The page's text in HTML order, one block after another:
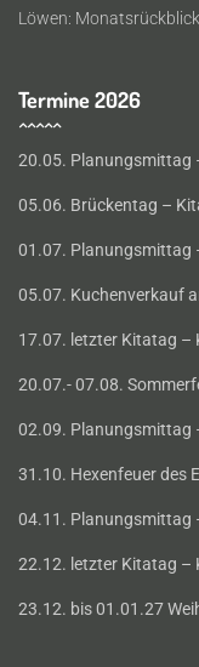
Löwen:
Termine 2026
20.05. Planungsmittag
05.06. Brückentag –
01.07. Planungsmittag
05.07. Kuchenverkauf
17.07. letzter Kitatag –
20.07.- 07.08.
02.09. Planungsmittag
31.10. Hexenfeuer des
04.11. Planungsmittag
22.12. letzter Kitatag –
23.12. bis 01.01.27